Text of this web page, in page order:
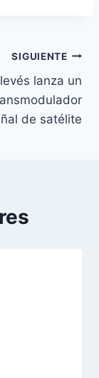
SIGUIENTE
lanza un
de satélite